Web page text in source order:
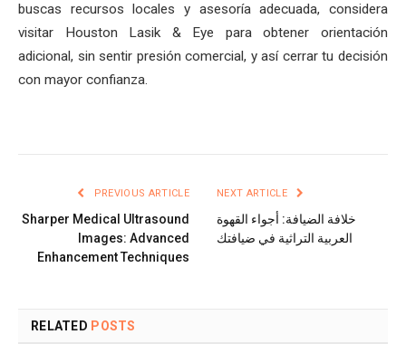
buscas recursos locales y asesoría adecuada, considera
visitar Houston Lasik & Eye para obtener orientación
adicional, sin sentir presión comercial, y así cerrar tu decisión
con mayor confianza.
PREVIOUS ARTICLE
Sharper Medical Ultrasound
Images: Advanced
Enhancement Techniques
NEXT ARTICLE
خلافة الضيافة: أجواء القهوة
العربية التراثية في ضيافتك
RELATED POSTS